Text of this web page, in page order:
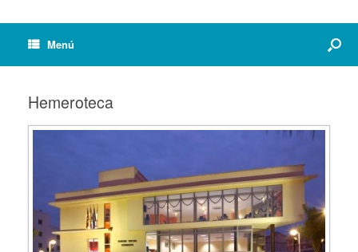
Menú
Hemeroteca